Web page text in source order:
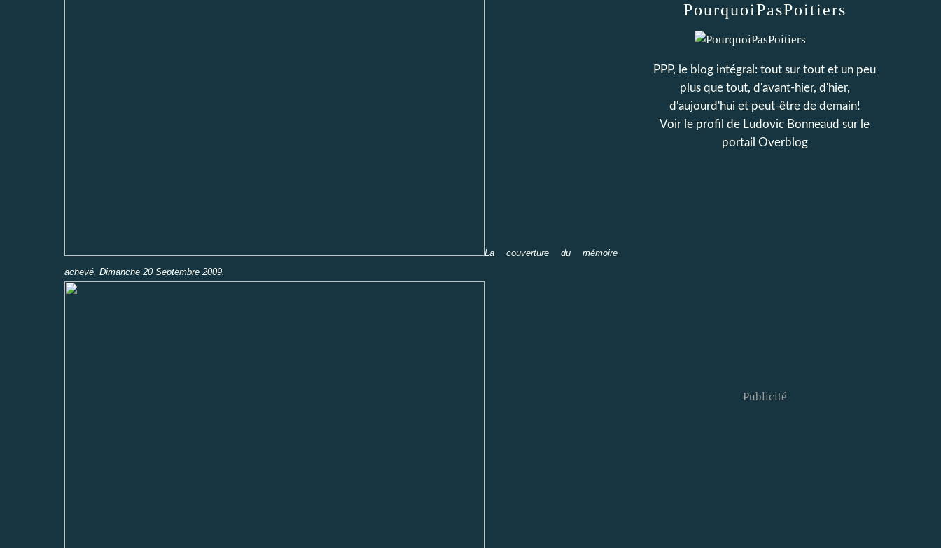
La couverture du mémoire
achevé, Dimanche 20 Septembre 2009.
PourquoiPasPoitiers
PPP, le blog intégral: tout sur tout et un peu
plus que tout, d'avant-hier, d'hier,
d'aujourd'hui et peut-être de demain!
Voir le profil de Ludovic Bonneaud sur le
portail Overblog
Publicité